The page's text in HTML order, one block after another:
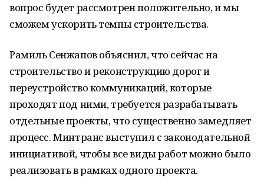
вопрос будет рассмотрен положительно, и мы
сможем ускорить темпы строительства.
Рамиль Сенжапов объяснил, что сейчас на
строительство и реконструкцию дорог и
переустройство коммуникаций, которые
проходят под ними, требуется разрабатывать
отдельные проекты, что существенно замедляет
процесс. Минтранс выступил с законодательной
инициативой, чтобы все виды работ можно было
реализовать в рамках одного проекта.